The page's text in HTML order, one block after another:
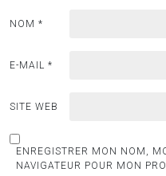
NOM *
E-MAIL *
SITE WEB
ENREGISTRER MON NOM,
NAVIGATEUR POUR MON